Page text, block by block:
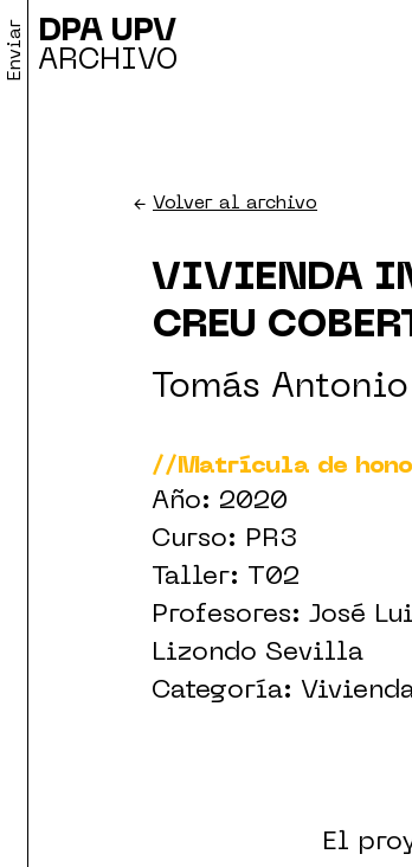
DPA UPV
ARCHIVO
Enviar
← Volver al archivo
VIVIENDA
CREU
Tomás
//Matrícula de
Año: 2020
Curso: PR3
Taller: T02
Profesores: José
Lizondo Sevilla
Categoría:
El